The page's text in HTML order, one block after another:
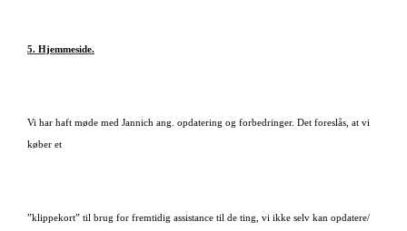
5. Hjemmeside.
Vi har haft møde med Jannich ang. opdatering og forbedringer. Det foreslås, at vi
køber et
”klippekort” til brug for fremtidig assistance til de ting, vi ikke selv kan opdatere/